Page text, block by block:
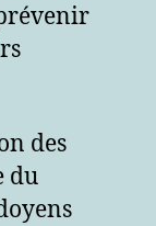
des
du